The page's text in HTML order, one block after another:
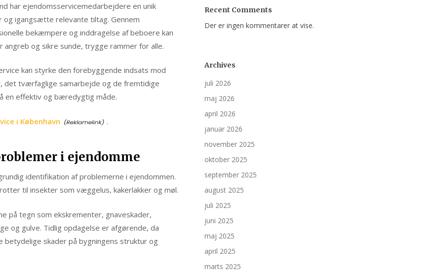
har ejendomsservicemedarbejdere en unik
igangsætte relevante tiltag. Gennem
bekæmpere og inddragelse af beboere kan
og sikre sunde, trygge rammer for alle.
kan styrke den forebyggende indsats mod
det tværfaglige samarbejde og de fremtidige
en effektiv og bæredygtig måde.
i København .
i ejendomme
identifikation af problemerne i ejendommen.
til insekter som væggelus, kakerlakker og møl.
på tegn som ekskrementer, gnaveskader,
og gulve. Tidlig opdagelse er afgørende, da
skader på bygningens struktur og
Recent Comments
Der er ingen kommentarer at vise.
Archives
juli 2026
maj 2026
april 2026
januar 2026
november 2025
oktober 2025
september 2025
august 2025
juli 2025
juni 2025
maj 2025
april 2025
marts 2025